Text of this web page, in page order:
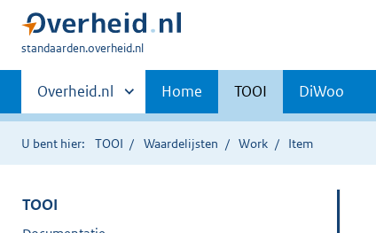
U
hier:
standaarden.overheid.nl
Primaire
navigatie
Andere
sites
binnen
Overheid.nl Home TOOI DiWoo
U bent hier: TOOI Waardelijsten Work Item
TOOI